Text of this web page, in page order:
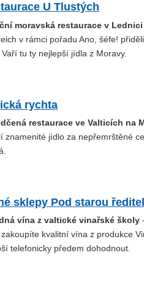
U Tlustých
moravská restaurace v
v rámci pořadu Ano, šéfe!
tu ty nejlepší jídla z Moravy.
rychta
restaurace ve Valticích na
znamenité jídlo za nepřemrštěné
sklepy Pod starou
vína z valtické vinařské školy
kvalitní vína z produkce
telefonicky předem dohodnout.